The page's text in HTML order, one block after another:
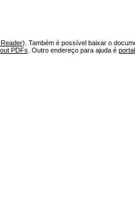
). Também é possível baixar o
PDFs . Outro endereço para ajuda é